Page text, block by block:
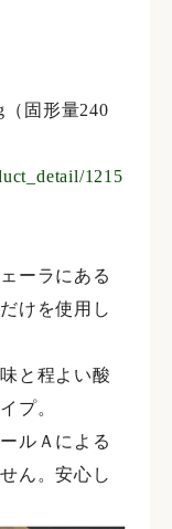
固形量240
1215
ーラにある
けを使用し
と程よい酸
プ。
ルＡによる
ん。安心し